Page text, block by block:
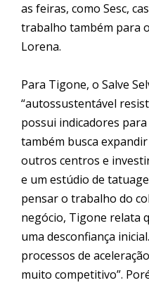
as feiras, como Sesc,
trabalho também para
Lorena.
Para Tigone, o Salve
“autossustentável
possui indicadores
também busca
outros centros e
e um estúdio de
pensar o trabalho do
negócio, Tigone relata
uma desconfiança
processos de
muito competitivo”.